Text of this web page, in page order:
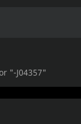
"-J04357"